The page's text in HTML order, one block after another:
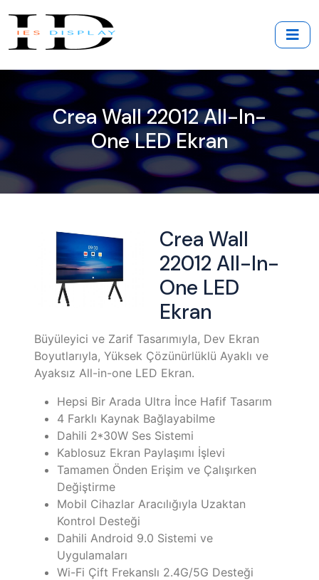
Crea Wall 22012 All-In-
One LED Ekran
Crea Wall
22012 All-In-
One LED
Ekran
Büyüleyici ve Zarif Tasarımıyla, Dev Ekran
Boyutlarıyla, Yüksek Çözünürlüklü Ayaklı ve
Ayaksız All-in-one LED Ekran.
Hepsi Bir Arada Ultra İnce Hafif Tasarım
4 Farklı Kaynak Bağlayabilme
Dahili 2*30W Ses Sistemi
Kablosuz Ekran Paylaşımı İşlevi
Tamamen Önden Erişim ve Çalışırken
Değiştirme
Mobil Cihazlar Aracılığıyla Uzaktan
Kontrol Desteği
Dahili Android 9.0 Sistemi ve
Uygulamaları
Wi-Fi Çift Frekanslı 2.4G/5G Desteği